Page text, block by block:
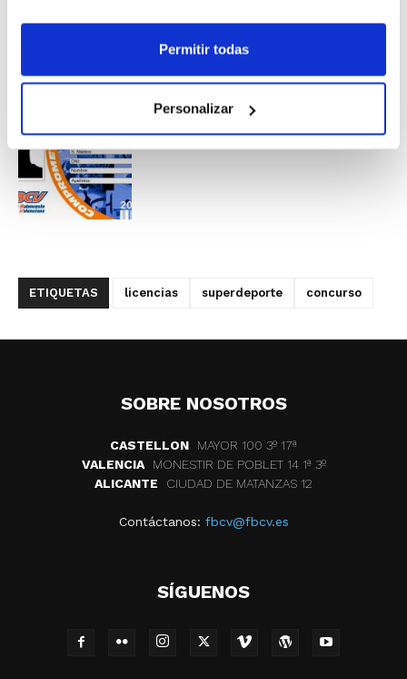
Permitir todas
Personalizar
ETIQUETAS licencias superdeporte concurso
SOBRE NOSOTROS
CASTELLON
MAYOR 100 3º 17ª
VALENCIA
MONESTIR DE POBLET 14 1ª 3º
ALICANTE
CIUDAD DE MATANZAS 12
Contáctanos: fbcv@fbcv.es
SÍGUENOS